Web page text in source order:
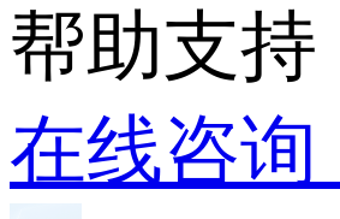
帮助支持
在线咨询